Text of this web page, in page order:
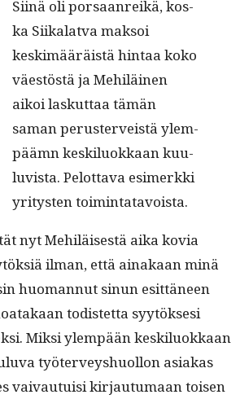
Siinä oli por­saan­reikä, kos­
ka Siikalat­va mak­soi
keskimääräistä hin­taa koko
väestöstä ja Mehiläi­nen
aikoi laskut­taa tämän
saman peruster­veistä ylem­
päämn keskilu­okkaan kuu­
lu­vista. Pelot­ta­va esimerk­ki
yri­tys­ten toimintatavoista.
nyt Mehiläis­es­tä aika kovia
ilman, että ainakaan minä
huo­man­nut sin­un esit­täneen
todis­tet­ta syytök­sesi
Mik­si ylem­pään keskilu­okkaan
työter­veyshuol­lon asi­akas
vaivau­tu­isi kir­jau­tu­maan toisen